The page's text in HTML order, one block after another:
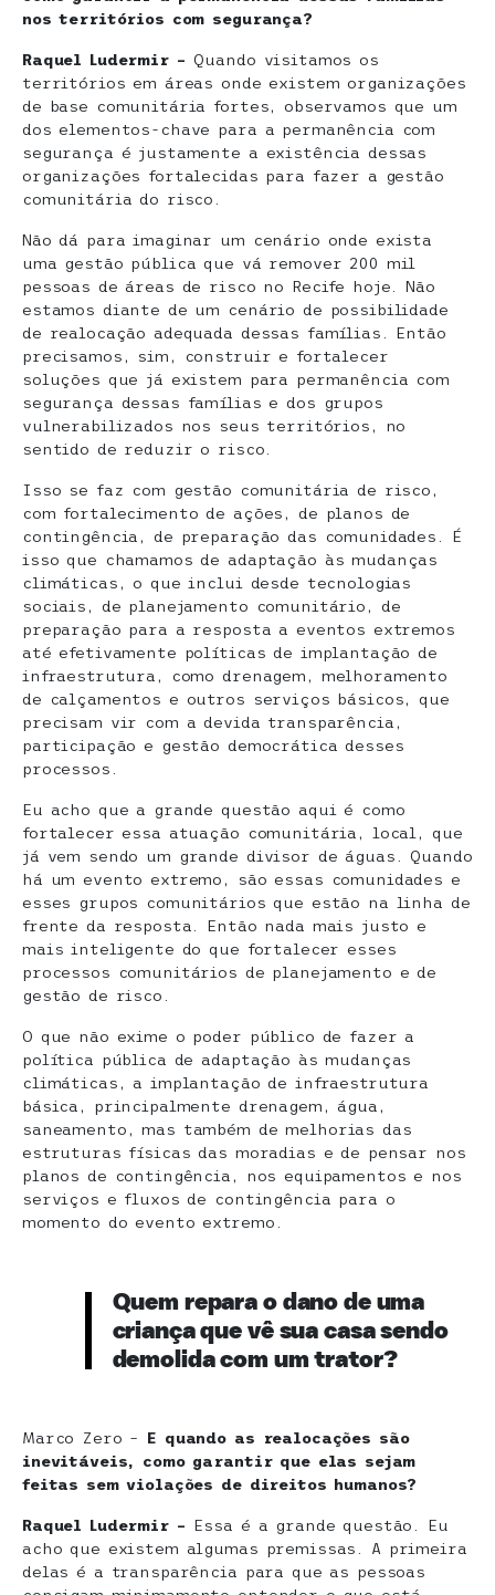
nos territórios com segurança?
Raquel Ludermir – Quando visitamos os
territórios em áreas onde existem organizações
de base comunitária fortes, observamos que um
dos elementos-chave para a permanência com
segurança é justamente a existência dessas
organizações fortalecidas para fazer a gestão
comunitária do risco.
Não dá para imaginar um cenário onde exista
uma gestão pública que vá remover 200 mil
pessoas de áreas de risco no Recife hoje. Não
estamos diante de um cenário de possibilidade
de realocação adequada dessas famílias. Então
precisamos, sim, construir e fortalecer
soluções que já existem para permanência com
segurança dessas famílias e dos grupos
vulnerabilizados nos seus territórios, no
sentido de reduzir o risco.
Isso se faz com gestão comunitária de risco,
com fortalecimento de ações, de planos de
contingência, de preparação das comunidades. É
isso que chamamos de adaptação às mudanças
climáticas, o que inclui desde tecnologias
sociais, de planejamento comunitário, de
preparação para a resposta a eventos extremos
até efetivamente políticas de implantação de
infraestrutura, como drenagem, melhoramento
de calçamentos e outros serviços básicos, que
precisam vir com a devida transparência,
participação e gestão democrática desses
processos.
Eu acho que a grande questão aqui é como
fortalecer essa atuação comunitária, local, que
já vem sendo um grande divisor de águas. Quando
há um evento extremo, são essas comunidades e
esses grupos comunitários que estão na linha de
frente da resposta. Então nada mais justo e
mais inteligente do que fortalecer esses
processos comunitários de planejamento e de
gestão de risco.
O que não exime o poder público de fazer a
política pública de adaptação às mudanças
climáticas, a implantação de infraestrutura
básica, principalmente drenagem, água,
saneamento, mas também de melhorias das
estruturas físicas das moradias e de pensar nos
planos de contingência, nos equipamentos e nos
serviços e fluxos de contingência para o
momento do evento extremo.
Quem repara o dano de uma
criança que vê sua casa sendo
demolida com um trator?
Marco Zero – E quando as realocações são
inevitáveis, como garantir que elas sejam
feitas sem violações de direitos humanos?
Raquel Ludermir – Essa é a grande questão. Eu
acho que existem algumas premissas. A primeira
delas é a transparência para que as pessoas